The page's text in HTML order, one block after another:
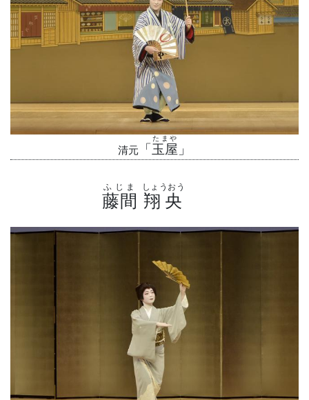
清元 「 玉屋
たまや
」
藤間
ふじま
翔央
しょうおう